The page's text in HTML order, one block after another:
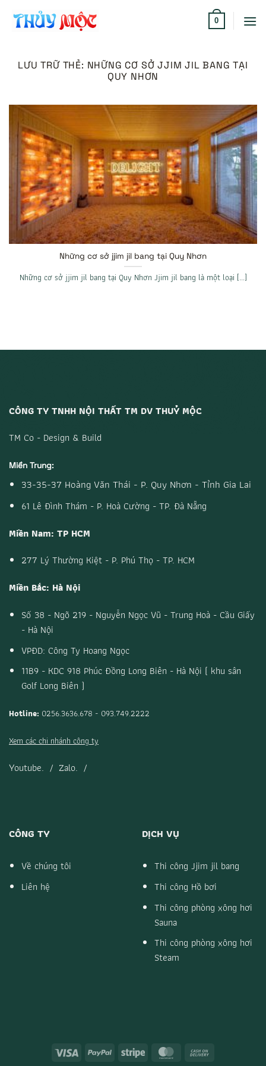
0
LƯU TRỮ THẺ: NHỮNG CƠ SỞ JJIM JIL BANG TẠI
QUY NHƠN
Những cơ sở jjim jil bang tại Quy Nhơn
Những cơ sở jjim jil bang tại Quy Nhơn Jjim jil bang là một loại [...]
CÔNG TY TNHH NỘI THẤT TM DV THUỶ MỘC
TM Co - Design & Build
Miền Trung:
33-35-37 Hoàng Văn Thái - P. Quy Nhơn - Tỉnh Gia Lai
61 Lê Đình Thám - P. Hoà Cường - TP. Đà Nẵng
Miền Nam: TP HCM
277 Lý Thường Kiệt - P. Phú Thọ - TP. HCM
Miền Bắc: Hà Nội
Số 38 - Ngõ 219 - Nguyễn Ngọc Vũ - Trung Hoà - Cầu Giấy
- Hà Nội
VPĐD: Công Ty Hoang Ngọc
11B9 - KDC 918 Phúc Đồng Long Biên - Hà Nội ( khu sân
Golf Long Biên )
Hotline: 0256.3636.678 - 093.749.2222
Xem các chi nhánh công ty
Youtube. / Zalo. /
CÔNG TY
Về chúng tôi
Liên hệ
DỊCH VỤ
Thi công Jjim jil bang
Thi công Hồ bơi
Thi công phòng xông hơi
Sauna
Thi công phòng xông hơi
Steam
Visa PayPal Stripe MasterCard